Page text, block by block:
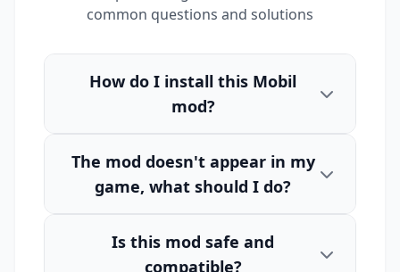
common questions and solutions
How do I install this Mobil
mod?
The mod doesn't appear in my
game, what should I do?
Is this mod safe and
compatible?